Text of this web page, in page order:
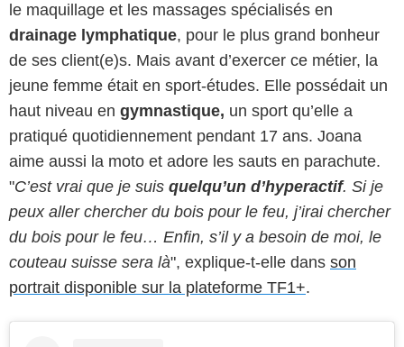
le maquillage et les massages spécialisés en
drainage lymphatique, pour le plus grand bonheur
de ses client(e)s. Mais avant d’exercer ce métier, la
jeune femme était en sport-études. Elle possédait un
haut niveau en gymnastique, un sport qu’elle a
pratiqué quotidiennement pendant 17 ans. Joana
aime aussi la moto et adore les sauts en parachute.
"C’est vrai que je suis quelqu’un d’hyperactif. Si je
peux aller chercher du bois pour le feu, j’irai chercher
du bois pour le feu… Enfin, s’il y a besoin de moi, le
couteau suisse sera là", explique-t-elle dans son
portrait disponible sur la plateforme TF1+.